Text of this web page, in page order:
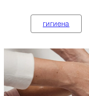
гигиена